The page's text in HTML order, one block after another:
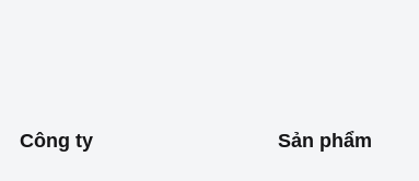
Công ty Sản phẩm